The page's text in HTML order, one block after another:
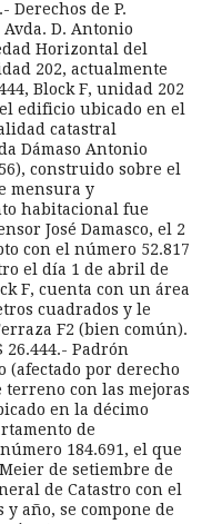
Derechos de P.
Avda. D. Antonio
Horizontal del
202, actualmente
Block F, unidad 202
edificio ubicado en el
catastral
Dámaso Antonio
construido sobre el
mensura y
habitacional fue
José Damasco, el 2
con el número 52.817
el día 1 de abril de
F, cuenta con un área
cuadrados y le
F2 (bien común).
26.444.- Padrón
(afectado por derecho
con las mejoras
en la décimo
de
184.691, el que
de setiembre de
de Catastro con el
año, se compone de